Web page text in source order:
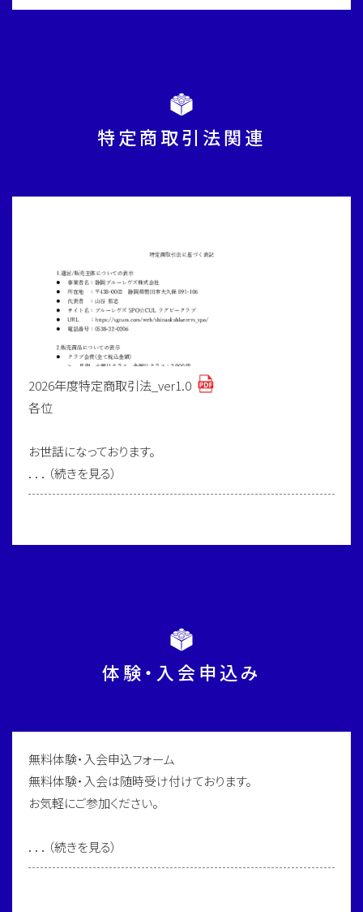
特定商取引法関連
2026年度特定商取引法_ver1.0
各位
お世話になっております。
．．．（続きを見る）
体験・入会申込み
無料体験・入会申込フォーム
無料体験・入会は随時受け付けております。
お気軽にご参加ください。
．．．（続きを見る）